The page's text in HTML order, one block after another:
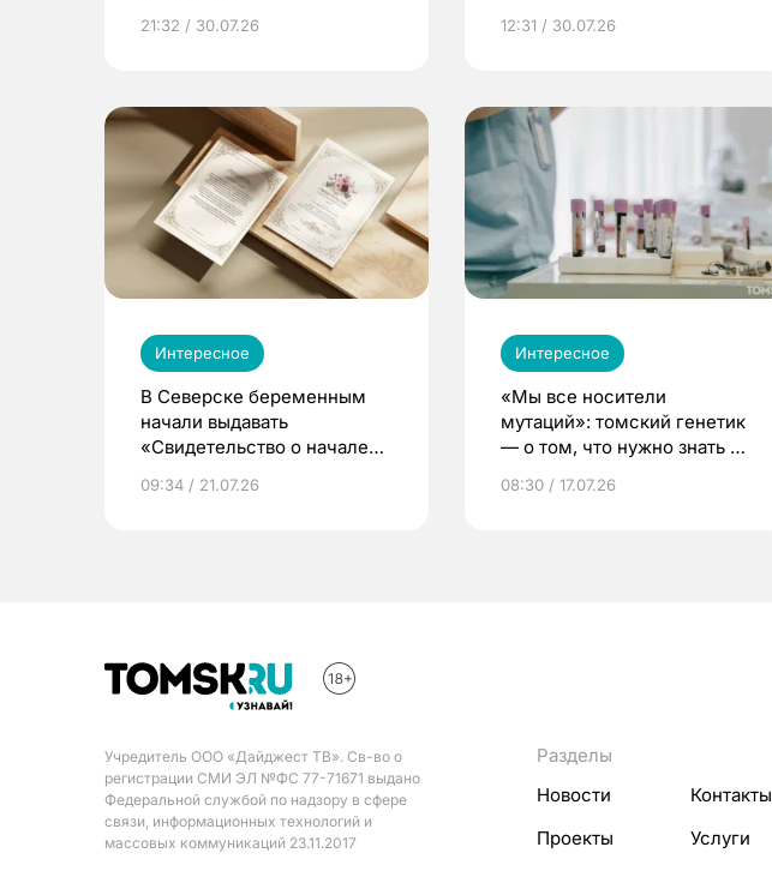
21:32 / 30.07.26 12:31 / 30.07.26
Интересное
В Северске беременным
начали выдавать
«Свидетельство о начале
09:34 / 21.07.26
Интересное
«Мы все носители
мутаций»: томский генетик
— о том, что нужно знать до
08:30 / 17.07.26
Учредитель ООО «Дайджест ТВ». Св-во о
регистрации СМИ ЭЛ №ФС 77-71671 выдано
Федеральной службой по надзору в сфере
связи, информационных технологий и
массовых коммуникаций 23.11.2017
Разделы
Новости
Контакты
Проекты
Услуги